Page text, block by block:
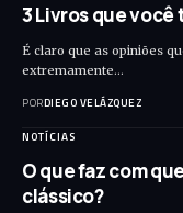
3 Livros que você
É claro que as opiniões
extremamente…
PORDIEGO VELÁZQUEZ
NOTÍCIAS
O que faz com
clássico?